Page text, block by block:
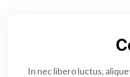
In nec libero luctus,